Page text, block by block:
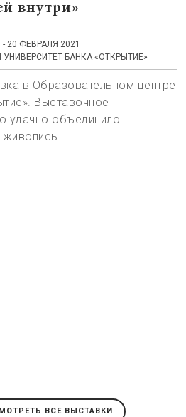
внутри»
20 ФЕВРАЛЯ 2021
БАНКА «ОТКРЫТИЕ»
в Образовательном центре
Выставочное
удачно объединило
живопись.
ВСЕ ВЫСТАВКИ